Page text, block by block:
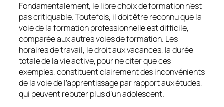
Fondamentalement, le libre choix de formation n’est
pas critiquable. Toutefois, il doit être reconnu que la
voie de la formation professionnelle est difficile,
comparée aux autres voies de formation. Les
horaires de travail, le droit aux vacances, la durée
totale de la vie active, pour ne citer que ces
exemples, constituent clairement des inconvénients
de la voie de l’apprentissage par rapport aux études,
qui peuvent rebuter plus d’un adolescent.